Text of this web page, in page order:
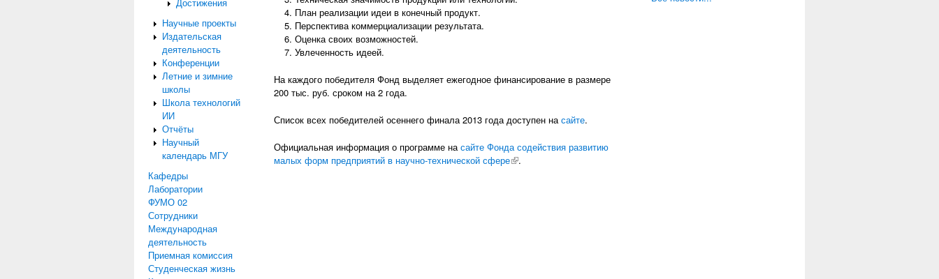
Научные проекты
Издательская
деятельность
Конференции
Летние и зимние
школы
Школа технологий
ИИ
Отчёты
Научный
календарь МГУ
Кафедры
Лаборатории
ФУМО 02
Сотрудники
Международная
деятельность
Приемная комиссия
Студенческая жизнь
План реализации идеи в конечный продукт.
Перспектива коммерциализации результата.
Оценка своих возможностей.
Увлеченность идеей.
На каждого победителя Фонд выделяет ежегодное финансирование в размере
200 тыс. руб. сроком на 2 года.
Список всех победителей осеннего финала 2013 года доступен насайте.
Официальная информация о программе насайте Фонда содействия развитию
малых форм предприятий в научно-технической сфере(внешняя ссылка)
.